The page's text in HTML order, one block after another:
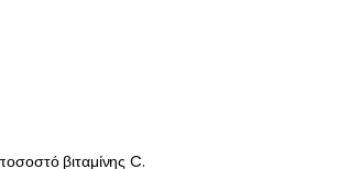
βιταμίνης C.